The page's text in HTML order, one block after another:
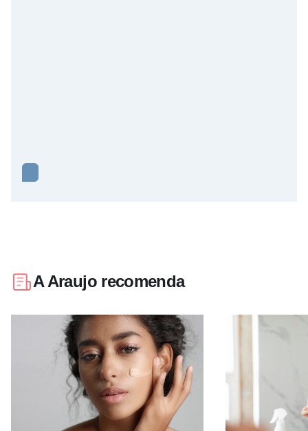
A Araujo recomenda